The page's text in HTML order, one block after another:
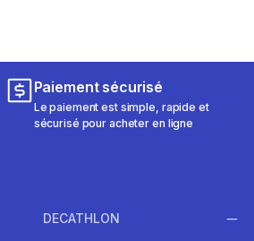
Paiement sécurisé
Le paiement est simple, rapide et
sécurisé pour acheter en ligne
DECATHLON